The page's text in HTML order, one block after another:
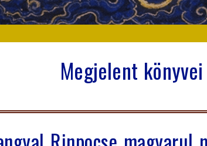
Megjelent könyvei